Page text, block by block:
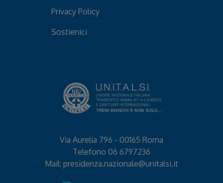
Privacy Policy
Sostienici
Via Aurelia 796 - 00165 Roma
Telefono 06 6797236
Mail: presidenza.nazionale@unitalsi.it